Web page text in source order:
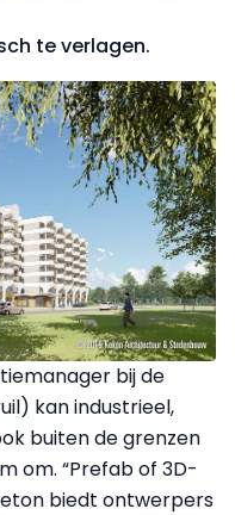
te verlagen.
bij de
kan industrieel,
buiten de grenzen
om. “Prefab of 3D-
biedt ontwerpers